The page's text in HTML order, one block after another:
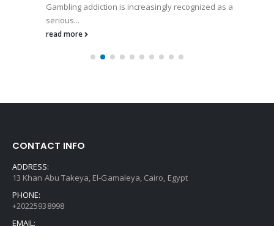
Gambling addiction is increasingly recognized as a
serious...
read more
CONTACT INFO
ADDRESS:
13 Khan Abu Takeya, El-Gamaleya, Cairo, Egypt
PHONE:
+20225938998
EMAIL: